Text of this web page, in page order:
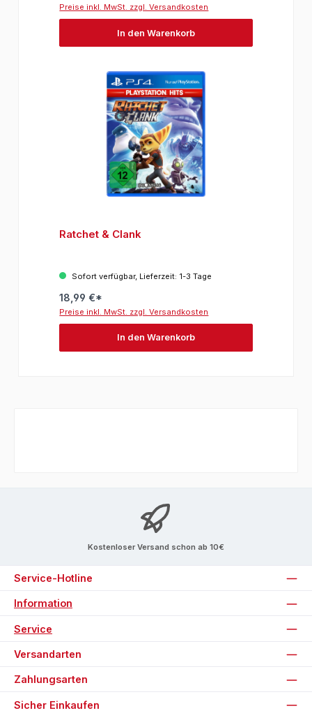
Preise inkl. MwSt. zzgl. Versandkosten
In den Warenkorb
Ratchet & Clank
Sofort verfügbar, Lieferzeit: 1-3 Tage
18,99 €*
Preise inkl. MwSt. zzgl. Versandkosten
In den Warenkorb
Kostenloser Versand schon ab 10€
Service-Hotline
Information
Service
Versandarten
Zahlungsarten
Sicher Einkaufen